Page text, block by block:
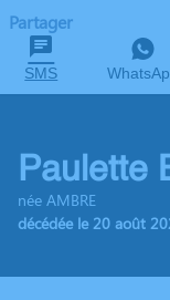
Partager
SMS
Paulette
née AMBRE
décédée le 20 août